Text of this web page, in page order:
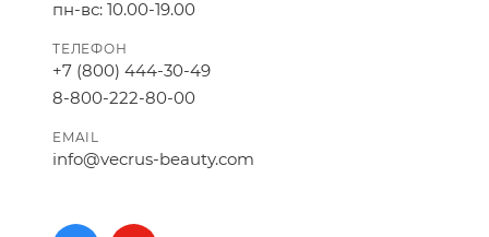
пн-вс: 10.00-19.00
ТЕЛЕФОН
+7 (800) 444-30-49
8-800-222-80-00
EMAIL
info@vecrus-beauty.com